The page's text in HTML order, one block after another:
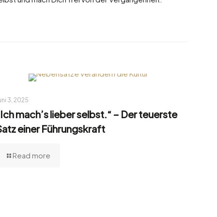
3, 2025
mach’s lieber selbst.“ – Der teuerste
einer Führungskraft
Read more